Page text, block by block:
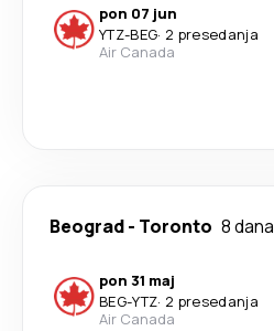
pon 07 jun
YTZ-BEG· 2 presedanja
Air Canada
Beograd- Toronto 8 dana
pon 31 maj
BEG-YTZ· 2 presedanja
Air Canada